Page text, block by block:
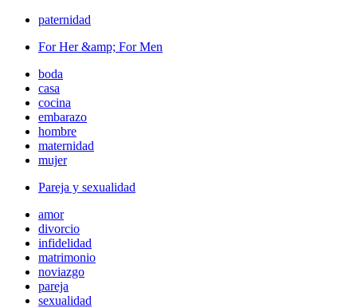
paternidad
For Her &amp; For Men
boda
casa
cocina
embarazo
hombre
maternidad
mujer
Pareja y sexualidad
amor
divorcio
infidelidad
matrimonio
noviazgo
pareja
sexualidad